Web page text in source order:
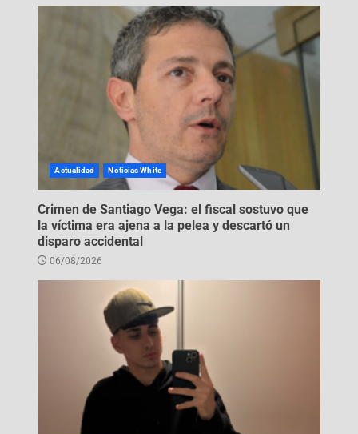
Actualidad Noticias White
Crimen de Santiago Vega: el fiscal sostuvo que
la víctima era ajena a la pelea y descartó un
disparo accidental
06/08/2026